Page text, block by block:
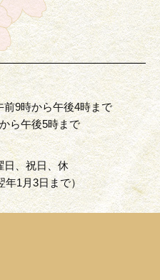
9時から午後4時まで
ら午後5時まで
日、祝日、休
年1月3日まで）